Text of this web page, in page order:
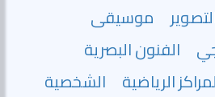
موسيقى
الفنون البصرية
الرياضية الشخصية